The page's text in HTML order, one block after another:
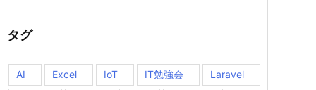
タグ
AI Excel IoT IT勉強会 Laravel